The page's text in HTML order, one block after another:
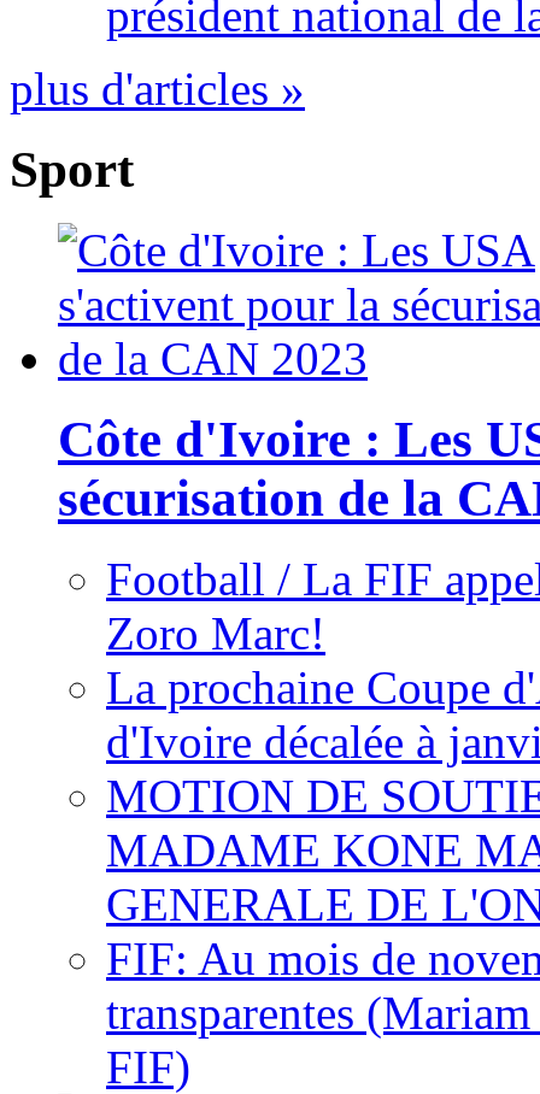
président national de
plus d'articles »
Sport
Côte d'Ivoire : Les
sécurisation de la
Football / La FIF
Zoro Marc!
La prochaine Coupe
d'Ivoire décalée à
MOTION DE
MADAME KONE
GENERALE DE
FIF: Au mois de
transparentes
FIF)